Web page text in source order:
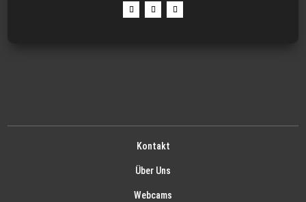
Kontakt
Über Uns
Webcams